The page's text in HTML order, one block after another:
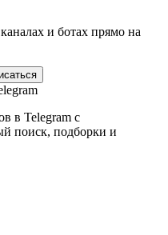
и ботаx прямо на
в Telegram с
поиск, подборки и